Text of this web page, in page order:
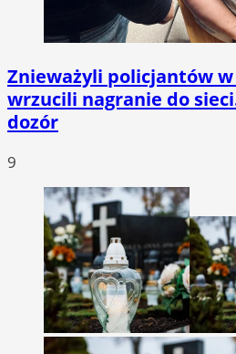
Znieważyli policjantów w
wrzucili nagranie do
dozór
9